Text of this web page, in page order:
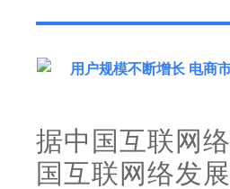
用户规模不断增长 电商
据中国互联网
国互联网络发